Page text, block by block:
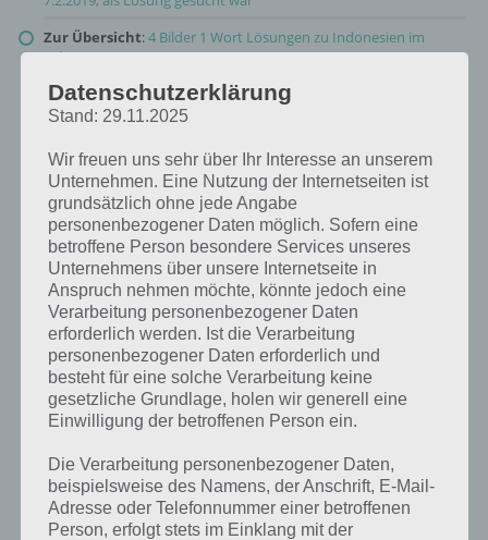
Zur Übersicht:4 Bilder 1 Wort Lösungen zu Indonesien im
Februar 2020!
Datenschutzerklärung
Stand: 29.11.2025
Wir freuen uns sehr über Ihr Interesse an unserem
Unternehmen. Eine Nutzung der Internetseiten ist
grundsätzlich ohne jede Angabe
personenbezogener Daten möglich. Sofern eine
betroffene Person besondere Services unseres
Unternehmens über unsere Internetseite in
Anspruch nehmen möchte, könnte jedoch eine
Verarbeitung personenbezogener Daten
erforderlich werden. Ist die Verarbeitung
personenbezogener Daten erforderlich und
besteht für eine solche Verarbeitung keine
gesetzliche Grundlage, holen wir generell eine
Einwilligung der betroffenen Person ein.
Die Verarbeitung personenbezogener Daten,
beispielsweise des Namens, der Anschrift, E-Mail-
Adresse oder Telefonnummer einer betroffenen
Person, erfolgt stets im Einklang mit der